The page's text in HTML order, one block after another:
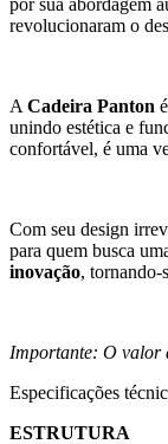
revolucionaram o
A Cadeira Panton
unindo estética e
confortável, é uma
Com seu design
para quem busca
inovação, tornando-
Importante: O valor
Especificações
ESTRUTURA